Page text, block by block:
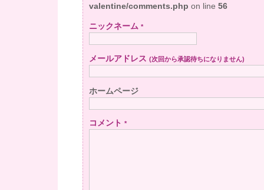
valentine/comments.php on line 56
ニックネーム *
メールアドレス (次回から承認待ちになりません)
ホームページ
コメント *